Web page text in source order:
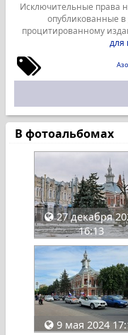
Исключительные права
опубликованные
процитированному
для
В фотоальбомах
27 декабря
16:13
9 мая 2024